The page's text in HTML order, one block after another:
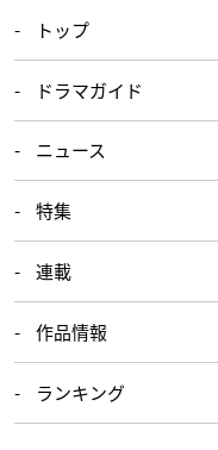
トップ
ドラマガイド
ニュース
特集
連載
作品情報
ランキング